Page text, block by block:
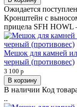
Ожидается
Кронштейн с
прицела SFH HOWL
Мешок для камней
черный (противовес)
3 100 р
В корзину
В наличии Код
..